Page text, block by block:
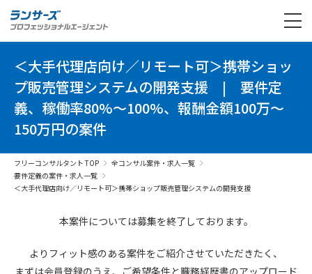
＜大手代理店向け／リモート可＞携帯ショッ
プ販売管理システムの開発支援 | 要件定
義、稼働率80%～100%、報酬金額100万～
150万円の案件
フリーコンサルタント TOP
全コンサル案件・求人一覧
要件定義の案件・求人一覧
＜大手代理店向け／リモート可＞携帯ショップ販売管理システムの開発支援
本案件については募集を終了しております。
よりフィット感のある案件をご紹介させていただきたく、
まずは会員登録のうえ、 ご希望条件と職務経歴書のアップロード